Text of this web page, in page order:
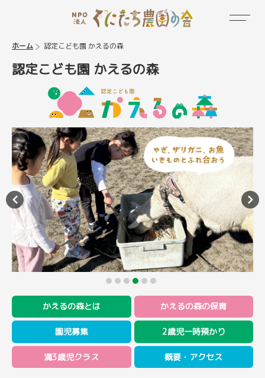
ホーム 認定こども園 かえるの森
認定こども園 かえるの森
かえるの森とは かえるの森の保育
園児募集 2歳児一時預かり
満3歳児クラス 概要・アクセス